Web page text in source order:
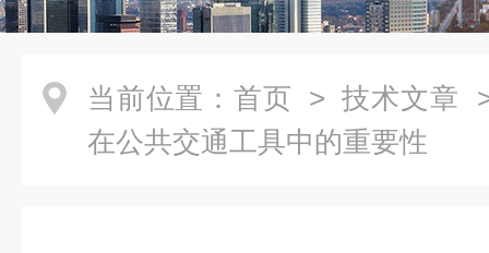
当前位置： 首页 > 技术文章
在公共交通工具中的重要性